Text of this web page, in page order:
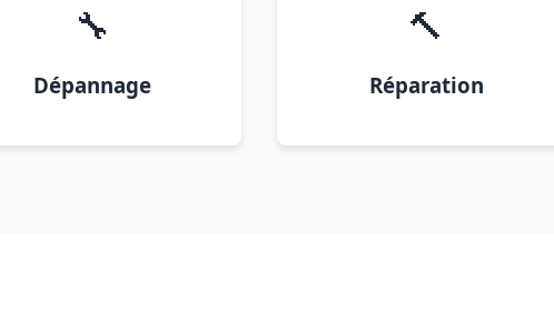
🔧
Dépannage
🔨
Réparation